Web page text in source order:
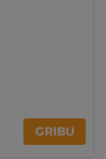
GRIBU